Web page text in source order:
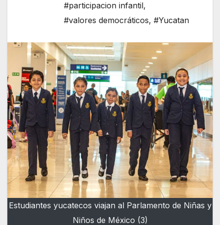
#participacion infantil,
#valores democráticos, #Yucatan
Estudiantes yucatecos viajan al Parlamento de Niñas y
Niños de México (3)